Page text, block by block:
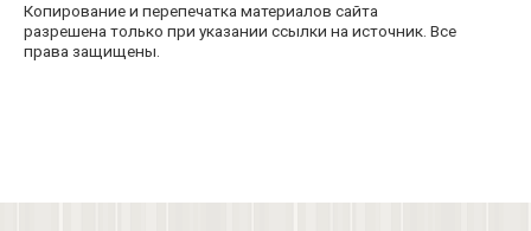
Копирование и перепечатка материалов сайта
разрешена только при указании ссылки на источник. Все
права защищены.